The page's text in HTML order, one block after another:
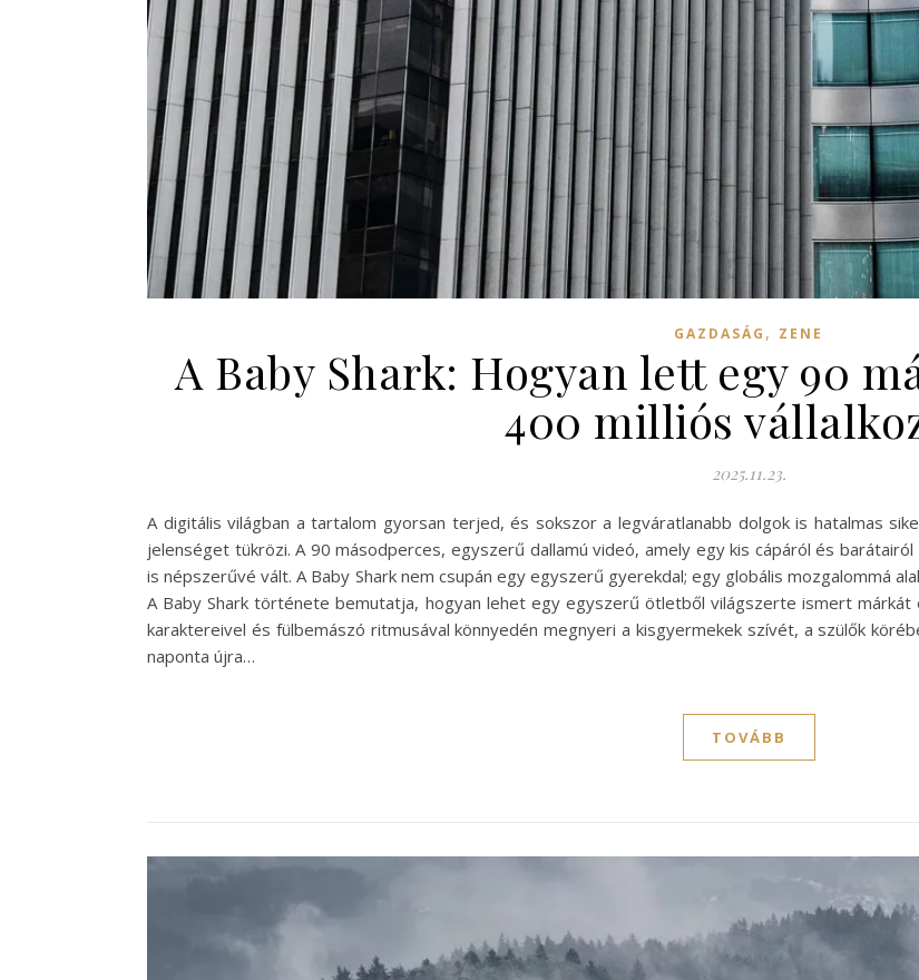
GAZDASÁG , ZENE
A Baby Shark: Hogyan lett egy 90
400 milliós
2025.11.23.
A digitális világban a tartalom gyorsan terjed, és sokszor a legváratlanabb dolgok is hatalmas
jelenséget tükrözi. A 90 másodperces, egyszerű dallamú videó, amely egy kis cápáról és
is népszerűvé vált. A Baby Shark nem csupán egy egyszerű gyerekdal; egy globális mozgalommá
A Baby Shark története bemutatja, hogyan lehet egy egyszerű ötletből világszerte ismert márkát
karaktereivel és fülbemászó ritmusával könnyedén megnyeri a kisgyermekek szívét, a szülők
naponta újra…
TOVÁBB